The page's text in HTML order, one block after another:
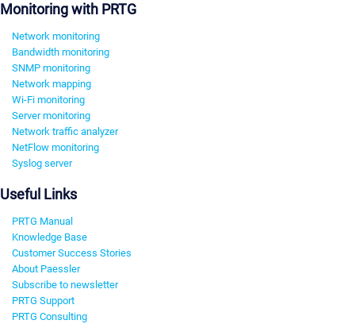
Monitoring with PRTG
Network monitoring
Bandwidth monitoring
SNMP monitoring
Network mapping
Wi-Fi monitoring
Server monitoring
Network traffic analyzer
NetFlow monitoring
Syslog server
Useful Links
PRTG Manual
Knowledge Base
Customer Success Stories
About Paessler
Subscribe to newsletter
PRTG Support
PRTG Consulting